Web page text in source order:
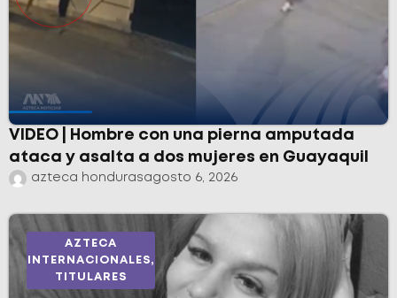
VIDEO | Hombre con una pierna amputada
ataca y asalta a dos mujeres en Guayaquil
azteca hondurasagosto 6, 2026
AZTECA
INTERNACIONALES,
TITULARES